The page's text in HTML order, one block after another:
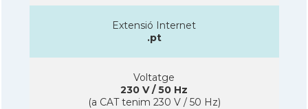
Extensió Internet
.pt
Voltatge
230 V / 50 Hz
(a CAT tenim 230 V / 50 Hz)